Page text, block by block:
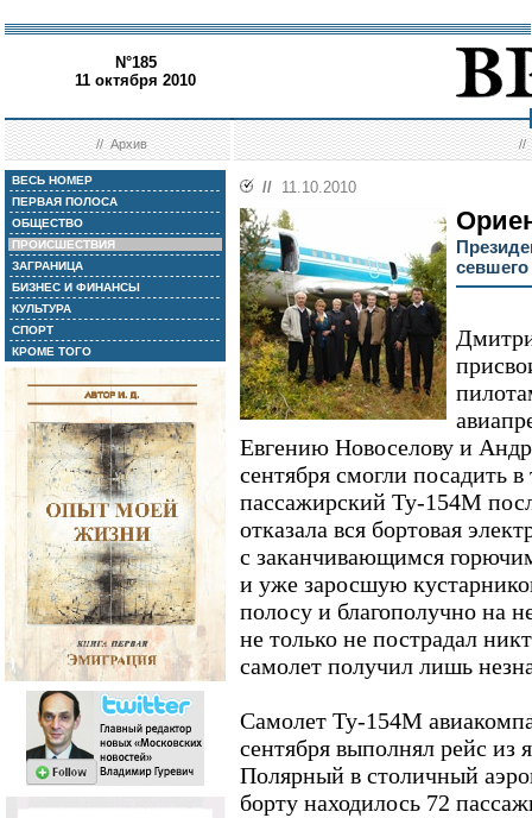
N°185
11 октября 2010
//Архив //
ВЕСЬ НОМЕР
ПЕРВАЯ ПОЛОСА
ОБЩЕСТВО
ПРОИСШЕСТВИЯ
ЗАГРАНИЦА
БИЗНЕС И ФИНАНСЫ
КУЛЬТУРА
СПОРТ
КРОМЕ ТОГО
// 11.10.2010
севшего
Евгению Новоселову и
сентября смогли посадить
пассажирский Ту-154М
отказала вся бортовая
с заканчивающимся
и уже заросшую
полосу и благополучно на
не только не пострадал
самолет получил лишь
Самолет Ту-154М
сентября выполнял рейс из
Полярный в столичный
борту находилось 72